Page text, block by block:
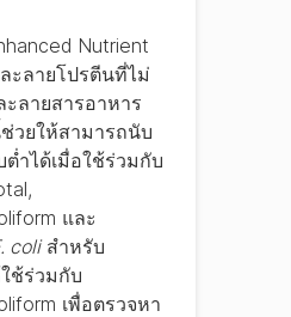
Nutrient
ะลายโปรตีนที่ไม่
ะลายสารอาหาร
วยให้สามารถนับ
ำได้เมื่อใช้ร่วมกับ
และ
coliสำหรับ
ช้ร่วมกับ
เพื่อตรวจหา